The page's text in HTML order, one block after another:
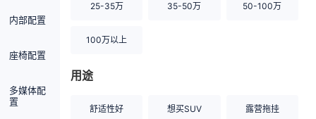
内部配置
座椅配置
多媒体配
置
25-35万 35-50万 50-100万
100万以上
用途
舒适性好 想买SUV 露营拖挂